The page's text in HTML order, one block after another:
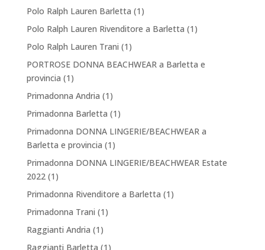
Polo Ralph Lauren Barletta (1)
Polo Ralph Lauren Rivenditore a Barletta (1)
Polo Ralph Lauren Trani (1)
PORTROSE DONNA BEACHWEAR a Barletta e
provincia (1)
Primadonna Andria (1)
Primadonna Barletta (1)
Primadonna DONNA LINGERIE/BEACHWEAR a
Barletta e provincia (1)
Primadonna DONNA LINGERIE/BEACHWEAR Estate
2022(1)
Primadonna Rivenditore a Barletta (1)
Primadonna Trani (1)
Raggianti Andria (1)
Raggianti Barletta (1)